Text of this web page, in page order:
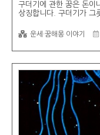
구더기에 관한 꿈은 돈이
상징합니다. 구더기가 그
기를 보는 꿈* 횡재를 하
물, 식사 등의 길운이다.
품을 외국에 수출하게
횡재, 재물, 돈, 물품, 식
들어 있는 꿈* 용돈과 문
다. 횡재를 한다. 부엌 천
운세·꿈해몽 이야기